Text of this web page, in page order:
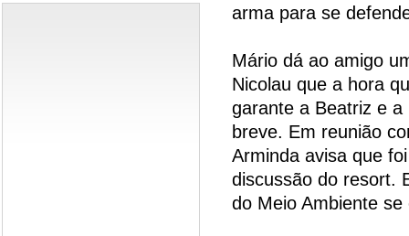
arma para se
Mário dá ao amigo
Nicolau que a hora
garante a Beatriz e
breve. Em reunião
Arminda avisa que
discussão do resort.
do Meio Ambiente